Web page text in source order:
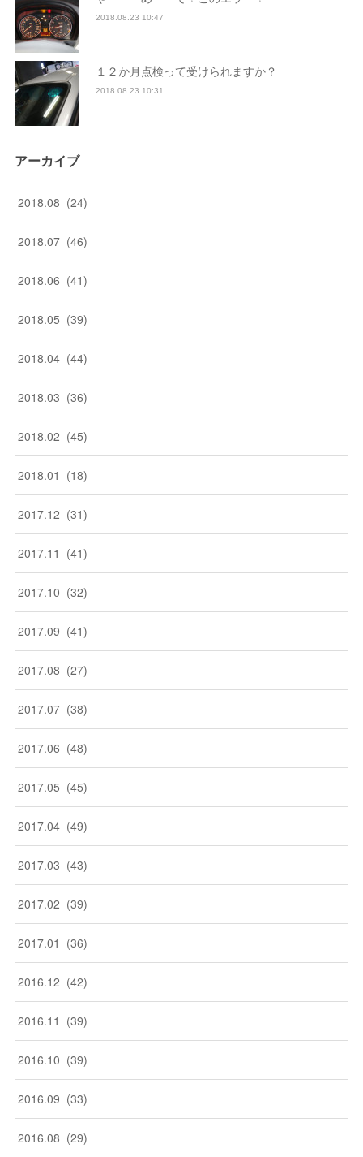
2018.08.23 10:47
１２か月点検って受けられますか？
2018.08.23 10:31
アーカイブ
2018.08 (24)
2018.07 (46)
2018.06 (41)
2018.05 (39)
2018.04 (44)
2018.03 (36)
2018.02 (45)
2018.01 (18)
2017.12 (31)
2017.11 (41)
2017.10 (32)
2017.09 (41)
2017.08 (27)
2017.07 (38)
2017.06 (48)
2017.05 (45)
2017.04 (49)
2017.03 (43)
2017.02 (39)
2017.01 (36)
2016.12 (42)
2016.11 (39)
2016.10 (39)
2016.09 (33)
2016.08 (29)